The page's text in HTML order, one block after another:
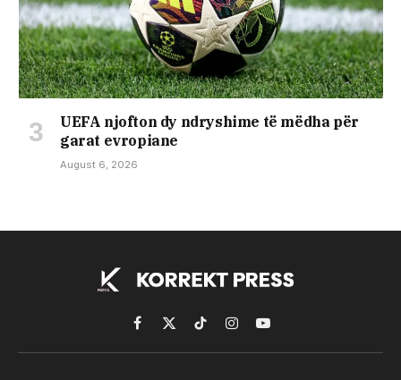
UEFA njofton dy ndryshime të mëdha për
garat evropiane
August 6, 2026
Facebook
X
(Twitter)
TikTokInstagramYouTube